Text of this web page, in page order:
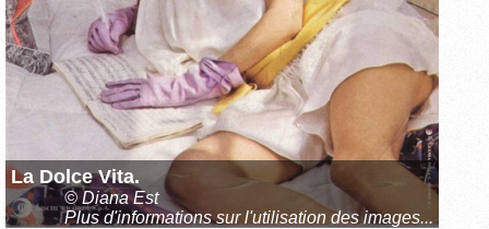
La Dolce Vita.
© Diana Est
Plus d'informations sur l'utilisation des images...